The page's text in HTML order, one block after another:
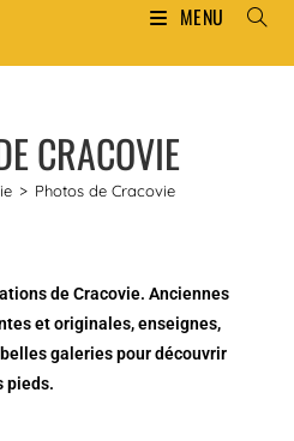
MENU
CRACOVIE
> Photos de Cracovie
de Cracovie. Anciennes
et originales, enseignes,
galeries pour découvrir
pieds.